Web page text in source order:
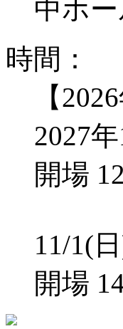
中ホ
時間：
【
2027
開場
11/1(
開場